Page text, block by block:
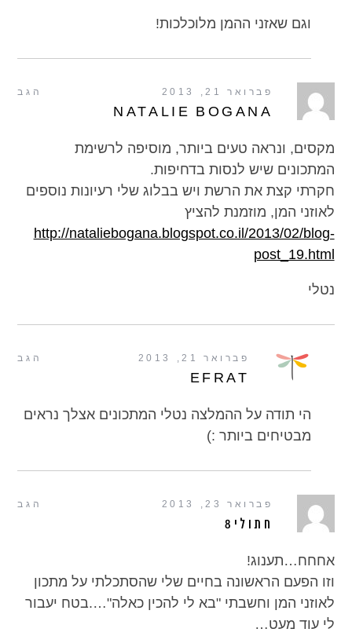
וגם שאזני ההמן מלוכלכות!
הגב פברואר 21, 2013
NATALIE BOGANA
מקסים, ונראה טעים ביותר, מוסיפה לרשימת
המתכונים שיש לנסות בדחיפות.
חקרתי קצת את הרשת ויש בבלוג שלי רעיונות נוספים
לאוזני המן, מוזמנת להציץ
http://nataliebogana.blogspot.co.il/2013/02/blog-
post_19.html
נטלי
הגב פברואר 21, 2013
EFRAT
הי תודה על ההמלצה נטלי המתכונים אצלך נראים
מבטיחים ביותר :)
הגב פברואר 23, 2013
חתולי8
אחחח…תענוג!
וזו הפעם הראשונה בחיים שלי שהסתכלתי על מתכון
לאוזני המן וחשבתי "בא לי להכין כאלה"….בטח יעבור
לי עוד מעט…